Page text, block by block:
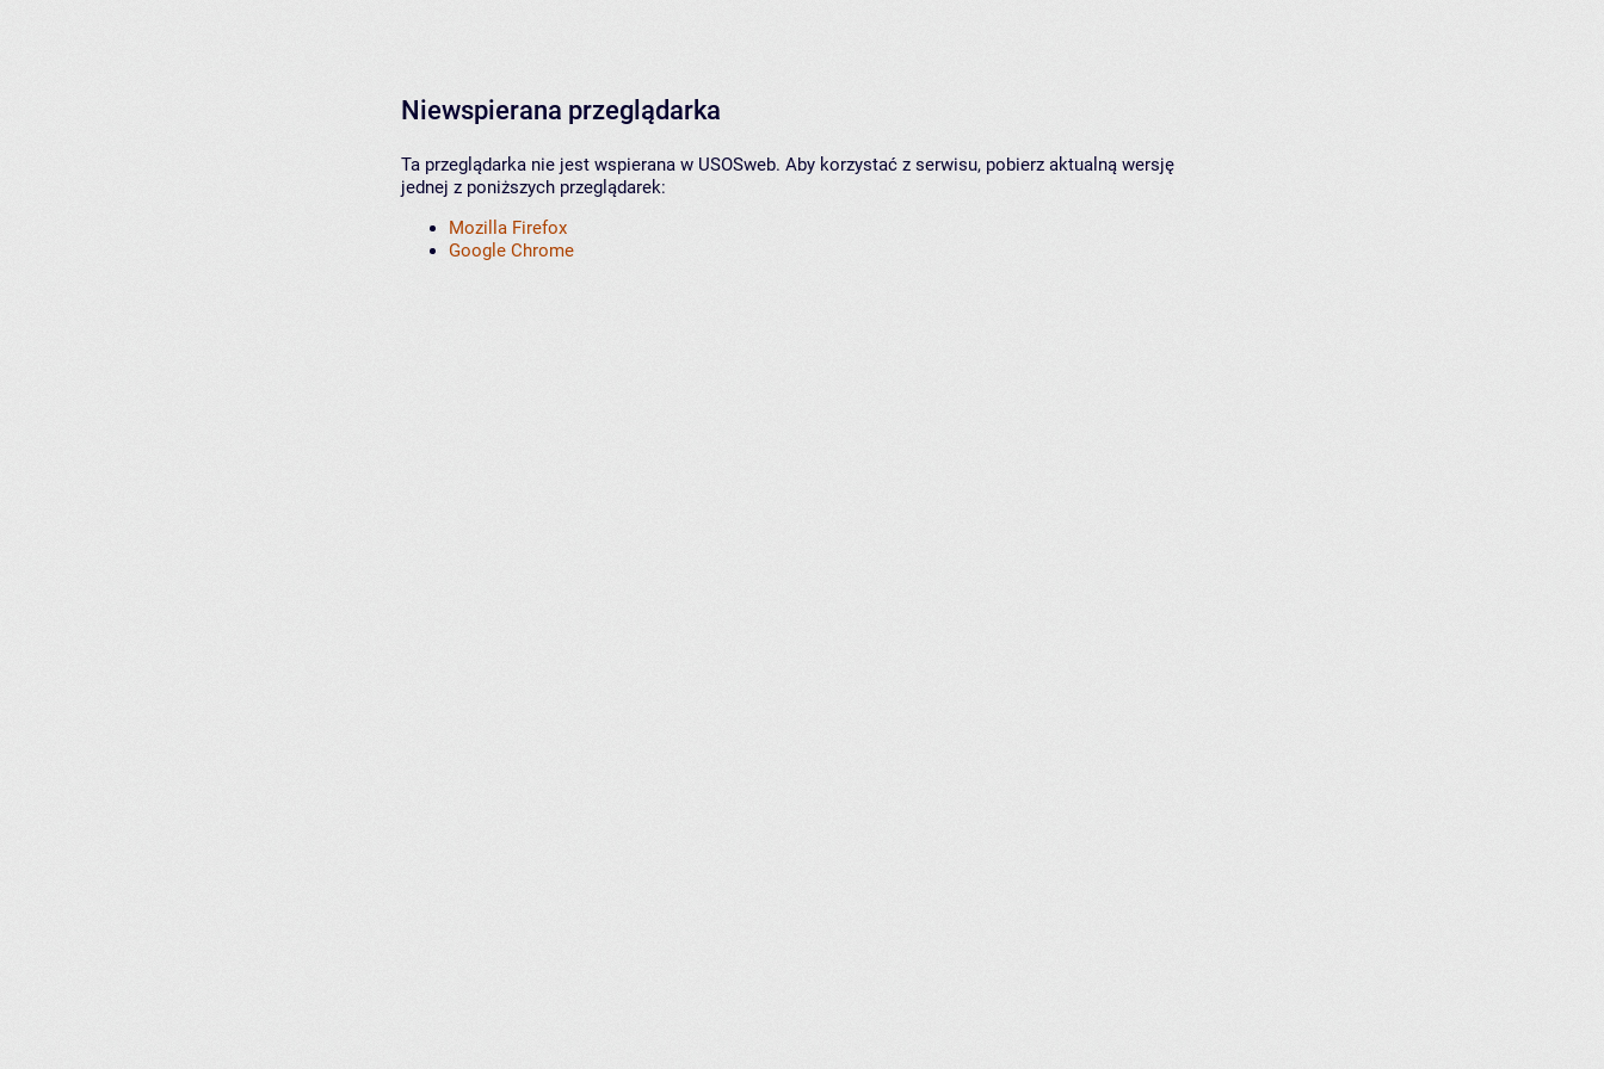
Niewspierana przeglądarka
Ta przeglądarka nie jest wspierana w USOSweb. Aby korzystać z serwisu, pobierz aktualną wersję
jednej z poniższych przeglądarek:
Mozilla Firefox
Google Chrome